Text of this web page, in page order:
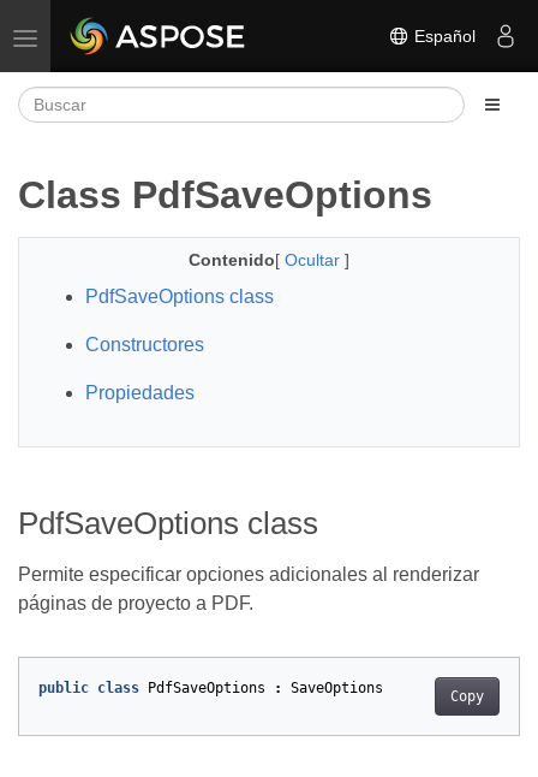
Alternar navegación Español
Class PdfSaveOptions
Contenido[ Ocultar ]
PdfSaveOptions class
Constructores
Propiedades
PdfSaveOptions class
Permite especificar opciones adicionales al renderizar
páginas de proyecto a PDF.
Copy
public class PdfSaveOptions : SaveOptions